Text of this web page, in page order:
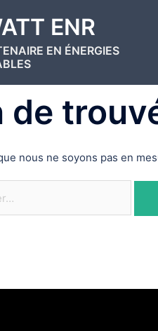
ENR
EN ÉNERGIES
de
nous ne soyons pas en